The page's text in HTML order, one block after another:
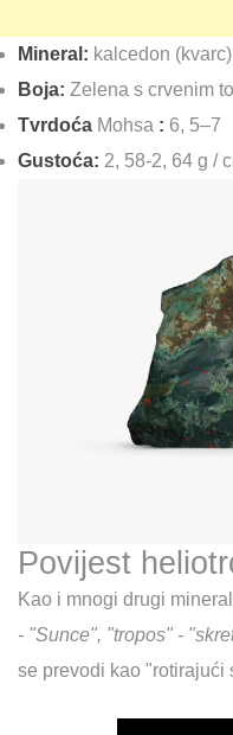
Mineral: kalcedon (kvarc)
Boja: Zelena s crvenim
Tvrdoća Mohsa : 6, 5–7
Gustoća: 2, 58-2, 64 g /
Povijest
Kao i mnogi drugi
- "Sunce", "tropos" -
se prevodi kao "rotirajući